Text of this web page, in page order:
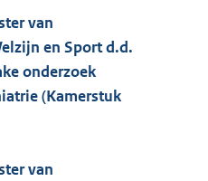
van
en Sport d.d.
onderzoek
(Kamerstuk
van